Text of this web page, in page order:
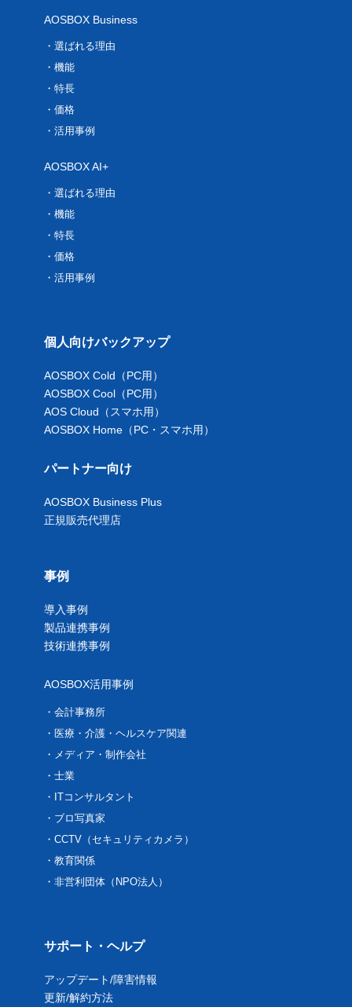
AOSBOX Business
選ばれる理由
機能
特長
価格
活用事例
AOSBOX AI+
選ばれる理由
機能
特長
価格
活用事例
個人向けバックアップ
AOSBOX Cold（PC用）
AOSBOX Cool（PC用）
AOS Cloud（スマホ用）
AOSBOX Home（PC・スマホ用）
パートナー向け
AOSBOX Business Plus
正規販売代理店
事例
導入事例
製品連携事例
技術連携事例
AOSBOX活用事例
会計事務所
医療・介護・ヘルスケア関連
メディア・制作会社
士業
ITコンサルタント
ブロ写真家
CCTV（セキュリティカメラ）
教育関係
非営利団体（NPO法人）
サポート・ヘルプ
アップデート/障害情報
更新/解約方法